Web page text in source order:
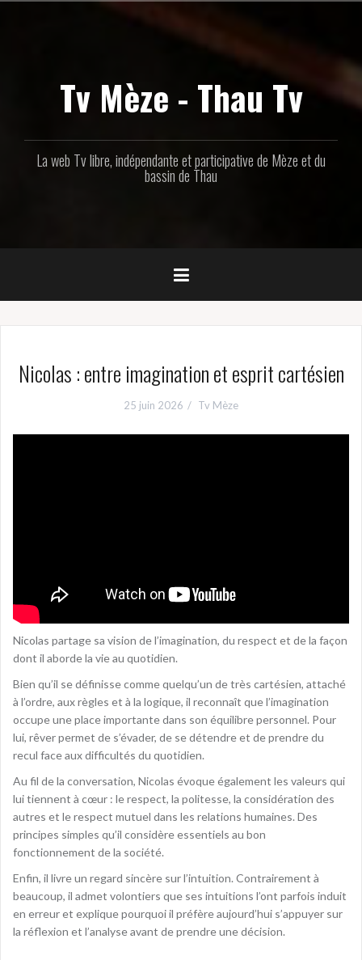
Tv Mèze - Thau Tv
La web Tv libre, indépendante et participative de Mèze et du
bassin de Thau
Nicolas : entre imagination et esprit cartésien
25 juin 2026 Tv Mèze
Nicolas partage sa vision de l’imagination, du respect et de la façon
dont il aborde la vie au quotidien.
Bien qu’il se définisse comme quelqu’un de très cartésien, attaché
à l’ordre, aux règles et à la logique, il reconnaît que l’imagination
occupe une place importante dans son équilibre personnel. Pour
lui, rêver permet de s’évader, de se détendre et de prendre du
recul face aux difficultés du quotidien.
Au fil de la conversation, Nicolas évoque également les valeurs qui
lui tiennent à cœur : le respect, la politesse, la considération des
autres et le respect mutuel dans les relations humaines. Des
principes simples qu’il considère essentiels au bon
fonctionnement de la société.
Enfin, il livre un regard sincère sur l’intuition. Contrairement à
beaucoup, il admet volontiers que ses intuitions l’ont parfois induit
en erreur et explique pourquoi il préfère aujourd’hui s’appuyer sur
la réflexion et l’analyse avant de prendre une décision.